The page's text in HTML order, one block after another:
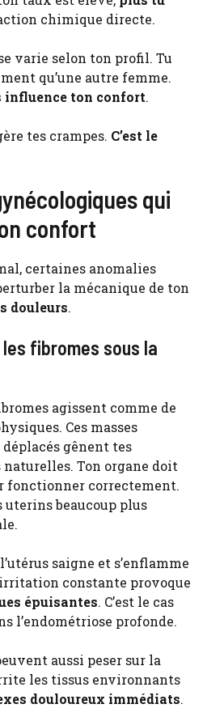
chimique directe.
varie selon ton profil. Tu
qu’une autre femme.
influence ton confort.
tes crampes. C’est le
qui
confort
certaines anomalies
la mécanique de ton
douleurs.
fibromes sous la
agissent comme de
Ces masses
gênent tes
Ton organe doit
fonctionner correctement.
uterins beaucoup plus
saigne et s’enflamme
constante provoque
épuisantes. C’est le cas
l’endométriose profonde.
aussi peser sur la
les tissus environnants
douloureux immédiats.